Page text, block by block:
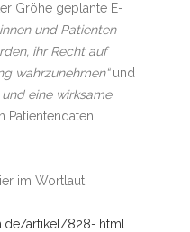
Gröhe geplante E-
und Patienten
ihr Recht auf
wahrzunehmen“und
eine wirksame
Patientendaten
im Wortlaut
artikel/828-.html